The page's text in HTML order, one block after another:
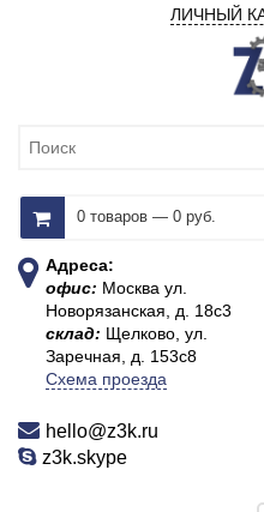
ЛИЧНЫЙ
0 товаров — 0 руб.
Адреса:
офис: Москва ул.
Новорязанская, д. 18с3
склад: Щелково, ул.
Заречная, д. 153с8
Схема проезда
hello@z3k.ru
z3k.skype